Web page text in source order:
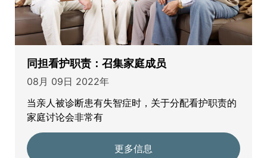
同担看护职责：召集家庭成员
08月 09日 2022年
当亲人被诊断患有失智症时，关于分配看护职责的
家庭讨论会非常有
更多信息